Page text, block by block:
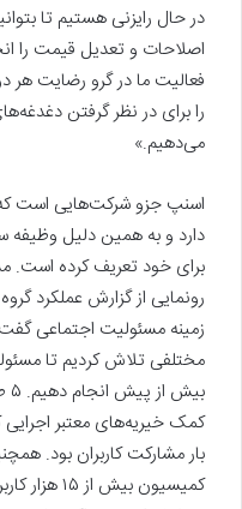
در حال رایزنی هستیم تا
اصلاحات و تعدیل قیمت را
فعالیت ما در گرو رضایت هر
را برای در نظر گرفتن
می‌دهیم.»
اسنپ جزو شرکت‌هایی است که
دارد و به همین دلیل وظیفه
برای خود تعریف کرده است.
رونمایی از گزارش عملکرد
زمینه مسئولیت اجتماعی
مختلفی تلاش کردیم تا
بار مشارکت کاربران بود.
کمیسیون